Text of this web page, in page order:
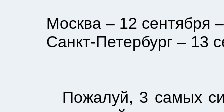
Москва – 12 сентября –
Санкт-Петербург – 13
Пожалуй, 3 самых